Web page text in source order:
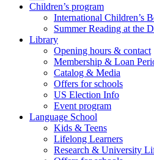
Children’s program
International Children’s
Summer Reading at the
Library
Opening hours & contact
Membership & Loan
Catalog & Media
Offers for schools
US Election Info
Event program
Language School
Kids & Teens
Lifelong Learners
Research & University